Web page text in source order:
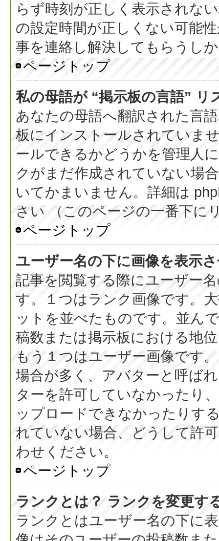
らず時刻が正しく表示されな
の設定時間が正しくない可能
事を連絡し解決してもらうし
ページトップ
私の母語が “掲示板の言語” リ
あなたの母語へ翻訳された言
板にインストールされていま
ールできるかどうかを管理人
クがまだ作成されていない場
いてかまいません。詳細は
さい （このページの一番下に
ページトップ
ユーザー名の下に画像を表示
記事を閲覧する際にユーザー
す。１つはランク画像です。
ットを並べたものです。並ん
稿数または掲示板における地
もう１つはユーザー画像です
場合が多く、アバターと呼ば
ターを許可していなかったり
ップロードできなかったりす
れていない場合、どうして許
わせください。
ページトップ
ランクとは？ ランクを変更す
ランクとはユーザー名の下に